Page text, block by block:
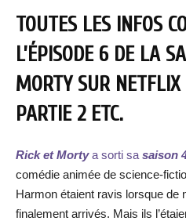
TOUTES LES INFOS
L’ÉPISODE 6 DE LA
MORTY SUR
PARTIE 2 ETC.
Rick et Mortya sorti sa saison
comédie animée de science-
Harmon étaient ravis lorsque de
finalement arrivés. Mais ils